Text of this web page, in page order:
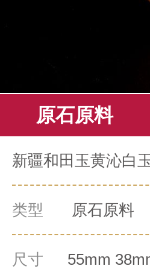
原石原料
新疆和田玉黄沁白
类型 原石原料
尺寸 55mm